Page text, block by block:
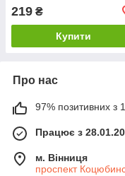
219 ₴
Купити
Про нас
97% позитивних з
Працює з
м. Вінниця
проспект